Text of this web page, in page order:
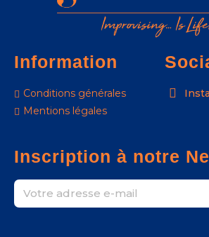
Information
Conditions générales
Mentions légales
Inscription à notre